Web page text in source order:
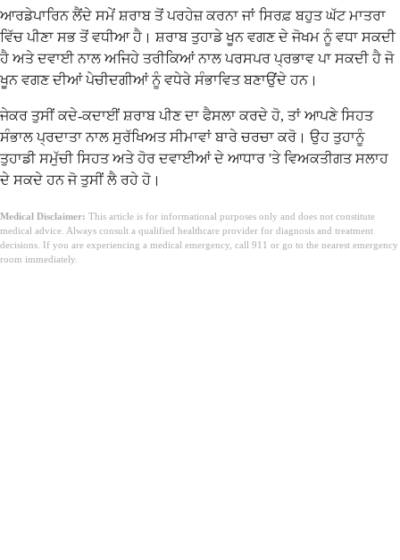
ਆਰਡੇਪਾਰਿਨ ਲੈਂਦੇ ਸਮੇਂ ਸ਼ਰਾਬ ਤੋਂ ਪਰਹੇਜ਼ ਕਰਨਾ ਜਾਂ ਸਿਰਫ਼ ਬਹੁਤ ਘੱਟ ਮਾਤਰਾ
ਵਿੱਚ ਪੀਣਾ ਸਭ ਤੋਂ ਵਧੀਆ ਹੈ। ਸ਼ਰਾਬ ਤੁਹਾਡੇ ਖੂਨ ਵਗਣ ਦੇ ਜੋਖਮ ਨੂੰ ਵਧਾ ਸਕਦੀ
ਹੈ ਅਤੇ ਦਵਾਈ ਨਾਲ ਅਜਿਹੇ ਤਰੀਕਿਆਂ ਨਾਲ ਪਰਸਪਰ ਪ੍ਰਭਾਵ ਪਾ ਸਕਦੀ ਹੈ ਜੋ
ਖੂਨ ਵਗਣ ਦੀਆਂ ਪੇਚੀਦਗੀਆਂ ਨੂੰ ਵਧੇਰੇ ਸੰਭਾਵਿਤ ਬਣਾਉਂਦੇ ਹਨ।
ਜੇਕਰ ਤੁਸੀਂ ਕਦੇ-ਕਦਾਈਂ ਸ਼ਰਾਬ ਪੀਣ ਦਾ ਫੈਸਲਾ ਕਰਦੇ ਹੋ, ਤਾਂ ਆਪਣੇ ਸਿਹਤ
ਸੰਭਾਲ ਪ੍ਰਦਾਤਾ ਨਾਲ ਸੁਰੱਖਿਅਤ ਸੀਮਾਵਾਂ ਬਾਰੇ ਚਰਚਾ ਕਰੋ। ਉਹ ਤੁਹਾਨੂੰ
ਤੁਹਾਡੀ ਸਮੁੱਚੀ ਸਿਹਤ ਅਤੇ ਹੋਰ ਦਵਾਈਆਂ ਦੇ ਆਧਾਰ 'ਤੇ ਵਿਅਕਤੀਗਤ ਸਲਾਹ
ਦੇ ਸਕਦੇ ਹਨ ਜੋ ਤੁਸੀਂ ਲੈ ਰਹੇ ਹੋ।
Medical Disclaimer: This article is for informational purposes only and does not constitute
medical advice. Always consult a qualified healthcare provider for diagnosis and treatment
decisions. If you are experiencing a medical emergency, call 911 or go to the nearest emergency
room immediately.